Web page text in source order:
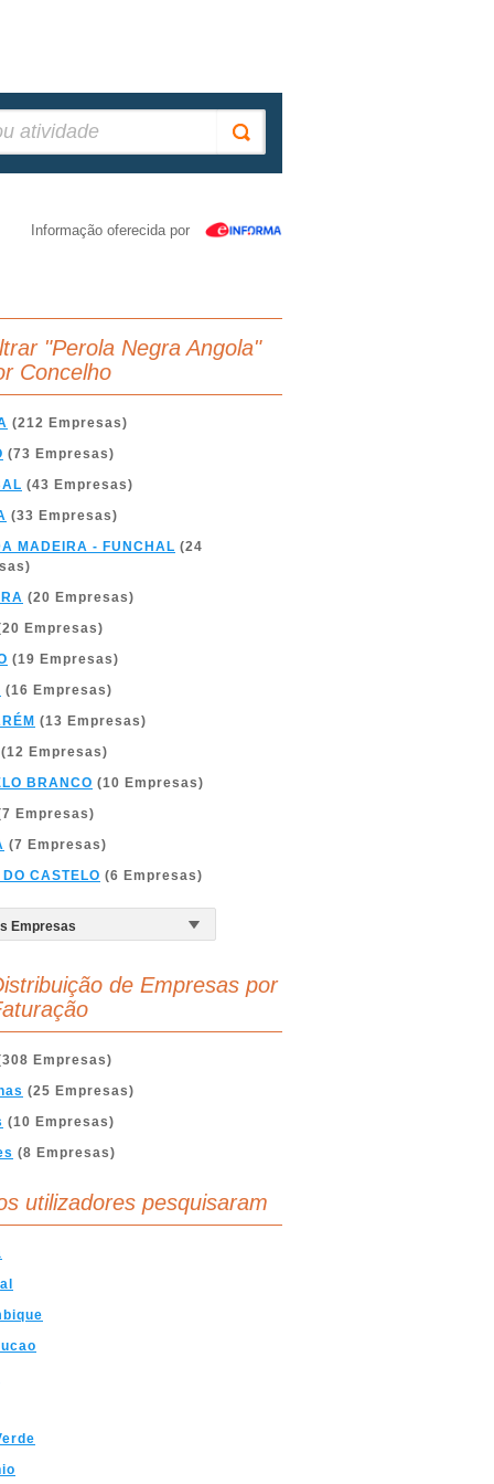
Informação oferecida por
"Perola Negra Angola"
Concelho
(212 Empresas)
(73 Empresas)
(43 Empresas)
(33 Empresas)
MADEIRA - FUNCHAL (24
(20 Empresas)
Empresas)
(19 Empresas)
(16 Empresas)
(13 Empresas)
(12 Empresas)
BRANCO (10 Empresas)
Empresas)
(7 Empresas)
CASTELO (6 Empresas)
de Empresas por
Empresas)
(25 Empresas)
(10 Empresas)
(8 Empresas)
utilizadores pesquisaram